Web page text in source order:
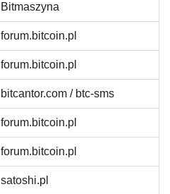
Bitmaszyna
forum.bitcoin.pl
forum.bitcoin.pl
bitcantor.com / btc-sms
forum.bitcoin.pl
forum.bitcoin.pl
satoshi.pl